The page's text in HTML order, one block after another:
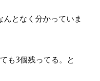
となく分かっていま
も3個残ってる。と